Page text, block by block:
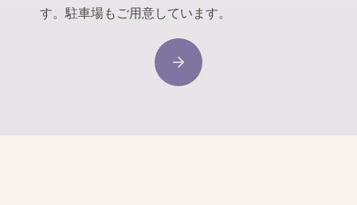
す。駐車場もご用意しています。